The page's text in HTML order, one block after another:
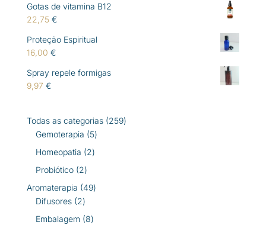
Gotas de vitamina B12
22,75 €
Proteção Espiritual
16,00 €
Spray repele formigas
9,97 €
Todas as categorias 259259
Gemoterapia 55
produtos
Homeopatia 22
Probiótico 22
produtos
Aromaterapia 4949
Difusores 22
produtos
Embalagem 88